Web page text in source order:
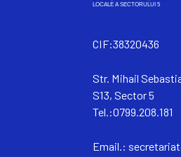
CIF:38320436
Str. Mihail
S13, Sector 5
Tel.:0799.208.181
Email.: